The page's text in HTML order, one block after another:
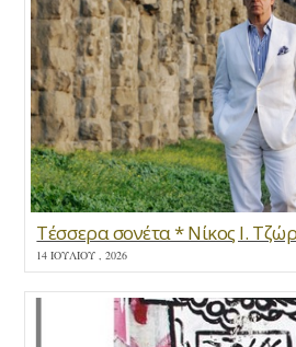
Τέσσερα σονέτα * Νίκος Ι.
14 ΙΟΥΛΊΟΥ , 2026